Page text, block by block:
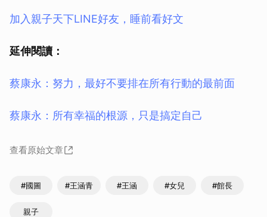
加入親子天下LINE好友，睡前看好文
延伸閱讀：
蔡康永：努力，最好不要排在所有行動的最前面
蔡康永：所有幸福的根源，只是搞定自己
查看原始文章
#國圖 #王涵青 #王涵 #女兒 #館長
親子